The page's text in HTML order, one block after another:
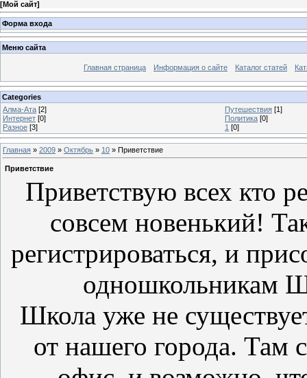
[Мой сайт]
Форма входа
Меню сайта
Главная страница Информация о сайте Каталог статей
Categories
Алма-Ата [2] Путешествия [1]
Интернет [0] Политика [0]
Разное [3] 1 [0]
Главная » 2009 » Октябрь » 10 » Приветствие
Приветствие
Приветствую всех кто
совсем новенький!
регистрироваться, и
одношкольникам
Школа уже не
от нашего города. Там